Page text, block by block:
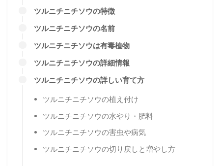
ツルニチニチソウの特徴
ツルニチニチソウの名前
ツルニチニチソウは有毒植物
ツルニチニチソウの詳細情報
ツルニチニチソウの詳しい育て方
ツルニチニチソウの植え付け
ツルニチニチソウの水やり・肥料
ツルニチニチソウの害虫や病気
ツルニチニチソウの切り戻しと増やし方